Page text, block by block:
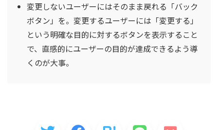
変更しないユーザーにはそのまま戻れる「バック
ボタン」を。変更するユーザーには「変更する」
という明確な目的に対するボタンを表示すること
で、直感的にユーザーの目的が達成できるよう導
くのが大事。